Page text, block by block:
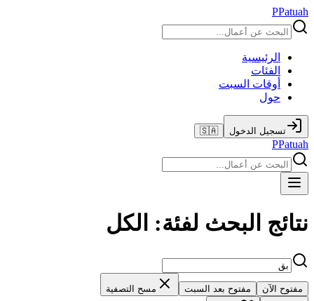
PPatuah
الرئيسية
الفئات
أوقات السبت
حول
تسجيل الدخول 🇸🇦
PPatuah
نتائج البحث لفئة: الكل
مفتوح الآن مفتوح بعد السبت مسح التصفية